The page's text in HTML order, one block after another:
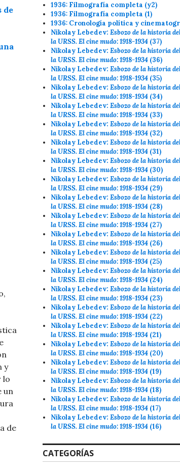
de
y
lo
un
de
1936: Filmografía completa (y2)
1936: Filmografía completa (1)
1936: Cronología política y
Nikolay Lebedev:Esbozo de la historia
la URSS. El cine mudo: 1918-1934 (37)
Nikolay Lebedev:Esbozo de la historia
la URSS. El cine mudo: 1918-1934 (36)
Nikolay Lebedev:Esbozo de la historia
la URSS. El cine mudo: 1918-1934 (35)
Nikolay Lebedev:Esbozo de la historia
la URSS. El cine mudo: 1918-1934 (34)
Nikolay Lebedev:Esbozo de la historia
la URSS. El cine mudo: 1918-1934 (33)
Nikolay Lebedev:Esbozo de la historia
la URSS. El cine mudo: 1918-1934 (32)
Nikolay Lebedev:Esbozo de la historia
la URSS. El cine mudo: 1918-1934 (31)
Nikolay Lebedev:Esbozo de la historia
la URSS. El cine mudo: 1918-1934 (30)
Nikolay Lebedev:Esbozo de la historia
la URSS. El cine mudo: 1918-1934 (29)
Nikolay Lebedev:Esbozo de la historia
la URSS. El cine mudo: 1918-1934 (28)
Nikolay Lebedev:Esbozo de la historia
la URSS. El cine mudo: 1918-1934 (27)
Nikolay Lebedev:Esbozo de la historia
la URSS. El cine mudo: 1918-1934 (26)
Nikolay Lebedev:Esbozo de la historia
la URSS. El cine mudo: 1918-1934 (25)
Nikolay Lebedev:Esbozo de la historia
la URSS. El cine mudo: 1918-1934 (24)
Nikolay Lebedev:Esbozo de la historia
la URSS. El cine mudo: 1918-1934 (23)
Nikolay Lebedev:Esbozo de la historia
la URSS. El cine mudo: 1918-1934 (22)
Nikolay Lebedev:Esbozo de la historia
la URSS. El cine mudo: 1918-1934 (21)
Nikolay Lebedev:Esbozo de la historia
la URSS. El cine mudo: 1918-1934 (20)
Nikolay Lebedev:Esbozo de la historia
la URSS. El cine mudo: 1918-1934 (19)
Nikolay Lebedev:Esbozo de la historia
la URSS. El cine mudo: 1918-1934 (18)
Nikolay Lebedev:Esbozo de la historia
la URSS. El cine mudo: 1918-1934 (17)
Nikolay Lebedev:Esbozo de la historia
la URSS. El cine mudo: 1918-1934 (16)
CATEGORÍAS